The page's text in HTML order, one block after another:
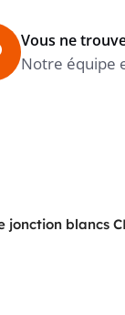
Vous ne
Notre équipe
blancs